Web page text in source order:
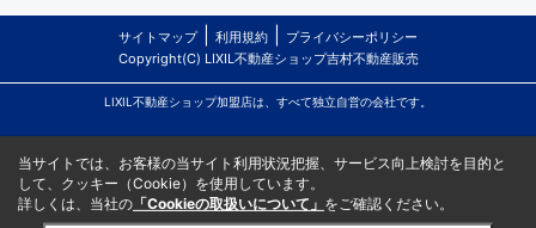
サイトマップ 利用規約
プライバシーポリシー
Copyright(C) LIXIL不動産ショップ吉村不動産販売
LIXIL不動産ショップ加盟店は、すべて独立自営の会社です。
当サイトでは、お客様の当サイト利用状況把握、サービス向上検討を目的と
して、クッキー（Cookie）を使用しています。
詳しくは、当社の 「Cookieの取扱いについて」 をご確認ください。